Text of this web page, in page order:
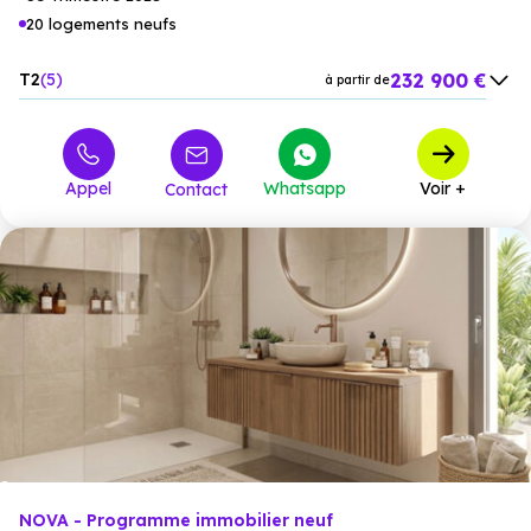
20 logements neufs
T2 5 à partir de232 900 €
à partir de 451 450 €
à partir de 511 735 €
Appel Contact Whatsapp Voir +
NOVA - Programme immobilier neuf